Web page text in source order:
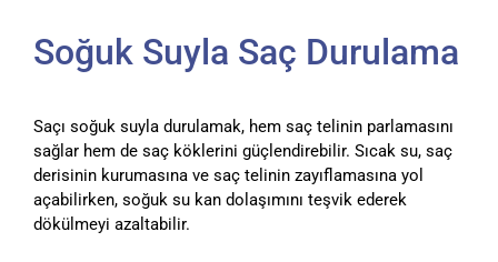
Soğuk Suyla Saç Durulama
Saçı soğuk suyla durulamak, hem saç telinin parlamasını
sağlar hem de saç köklerini güçlendirebilir. Sıcak su, saç
derisinin kurumasına ve saç telinin zayıflamasına yol
açabilirken, soğuk su kan dolaşımını teşvik ederek
dökülmeyi azaltabilir.